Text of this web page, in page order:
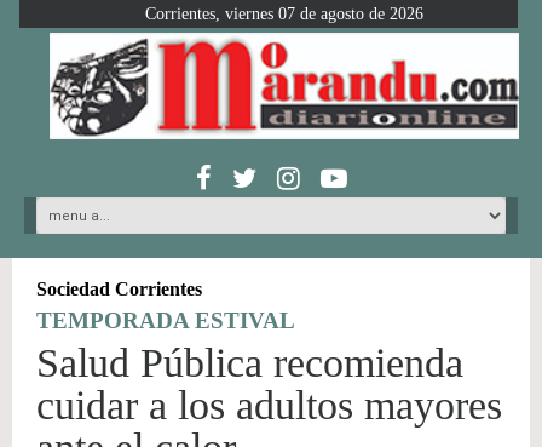
Corrientes, viernes 07 de agosto de 2026
Sociedad Corrientes
TEMPORADA ESTIVAL
Salud Pública recomienda
cuidar a los adultos mayores